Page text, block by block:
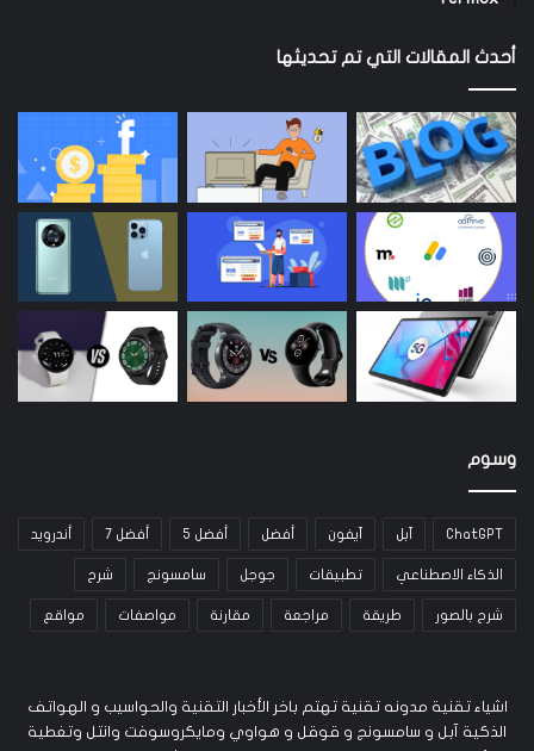
أحدث المقالات التي تم تحديثها
وسوم
ChatGPT آبل آيفون أفضل أفضل 5 أفضل 7 أندرويد
الذكاء الاصطناعي تطبيقات جوجل سامسونج شرح
شرح بالصور طريقة مراجعة مقارنة مواصفات مواقع
اشياء تقنية مدونه تقنية تهتم باخر الأخبار التقنية والحواسيب و الهواتف
الذكية آبل و سامسونج و قوقل و هواوي ومايكروسوفت وانتل وتغطية